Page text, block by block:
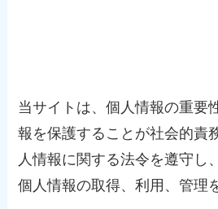
当サイトは、個人情報の重要
報を保護することが社会的責
人情報に関する法令を遵守し
個人情報の取得、利用、管理